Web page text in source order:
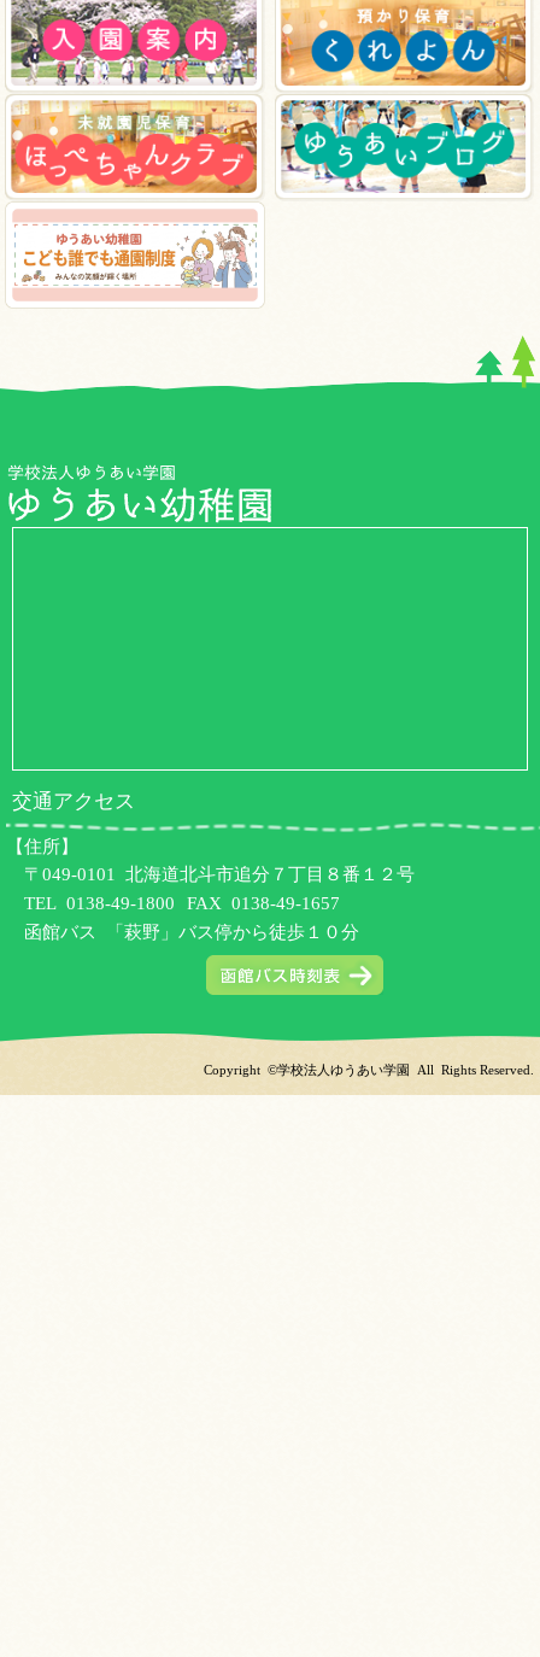
交通アクセス
【住所】
〒049-0101 北海道北斗市追分７丁目８番１２号
TEL 0138-49-1800
FAX 0138-49-1657
函館バス 「萩野」バス停から徒歩１０分
Copyright ©学校法人ゆうあい学園 All Rights Reserved.